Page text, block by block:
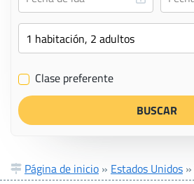
✔ Clase preferente
Página de inicio » Estados Unidos »